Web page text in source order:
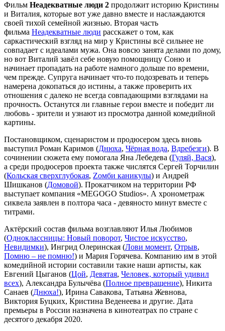
Фильм Неадекватные люди 2 продолжит историю Кристины
и Виталия, которые вот уже давно вместе и наслаждаются
своей тихой семейной жизнью. Вторая часть
фильма Неадекватные люди расскажет о том, как
саркастический взгляд на мир у Кристины всё сильнее не
совпадает с идеалами мужа. Она вовсю занята делами по дому,
но вот Виталий завёл себе новую помощницу Соню и
начинает пропадать на работе намного дольше по времени,
чем прежде. Супруга начинает что-то подозревать и теперь
намерена докопаться до истины, а также проверить их
отношения с далеко не всегда совпадающими взглядами на
прочность. Останутся ли главные герои вместе и победит ли
любовь - зрители и узнают из просмотра данной комедийной
картины.
Постановщиком, сценаристом и продюсером здесь вновь
выступил Роман Каримов (Днюха, Чёрная вода, Вдребезги). В
сочинении сюжета ему помогала Яна Лебедева (Гуляй, Вася),
а среди продюсеров проекта также числятся Сергей Торчилин
(Кольская сверхглубокая, Zомби каникулы) и Андрей
Шишканов (Домовой). Прокатчиком на территории РФ
выступает компания «MEGOGO Studios». А хронометраж
сиквела заявлен в полтора часа - девяносто минут вместе с
титрами.
Актёрский состав фильма возглавляют Илья Любимов
(Одноклассницы: Новый поворот, Чистое искусство,
Невидимки), Ингрид Олеринская (Лови момент, Отрыв,
Помню – не помню!) и Мария Горячева. Компанию им в этой
комедийной истории составили такие наши артисты, как
Евгений Цыганов (Цой, Девятая, Человек, который удивил
всех), Александра Булычёва (Полное превращение), Никита
Санаев (Днюха!), Ирина Савакова, Татьяна Жевнова,
Виктория Буцких, Кристина Веденеева и другие. Дата
премьеры в России назначена в кинотеатрах по стране с
десятого декабря 2020.